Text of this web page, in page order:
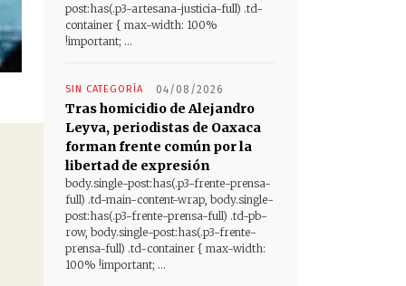
post:has(.p3-artesana-justicia-full) .td-
container { max-width: 100%
!important; ...
SIN CATEGORÍA 04/08/2026
Tras homicidio de Alejandro
Leyva, periodistas de Oaxaca
forman frente común por la
libertad de expresión
body.single-post:has(.p3-frente-prensa-
full) .td-main-content-wrap, body.single-
post:has(.p3-frente-prensa-full) .td-pb-
row, body.single-post:has(.p3-frente-
prensa-full) .td-container { max-width:
100% !important; ...